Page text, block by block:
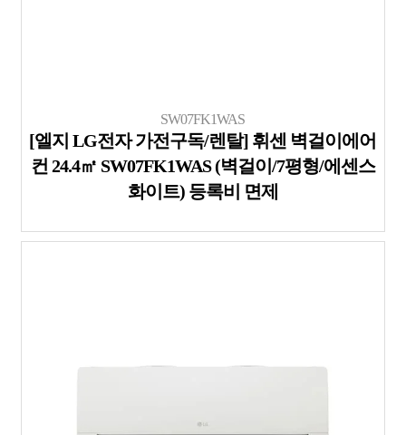
SW07FK1WAS
[엘지 LG전자 가전구독/렌탈] 휘센 벽걸이에어
컨 24.4㎡ SW07FK1WAS (벽걸이/7평형/에센스
화이트) 등록비 면제